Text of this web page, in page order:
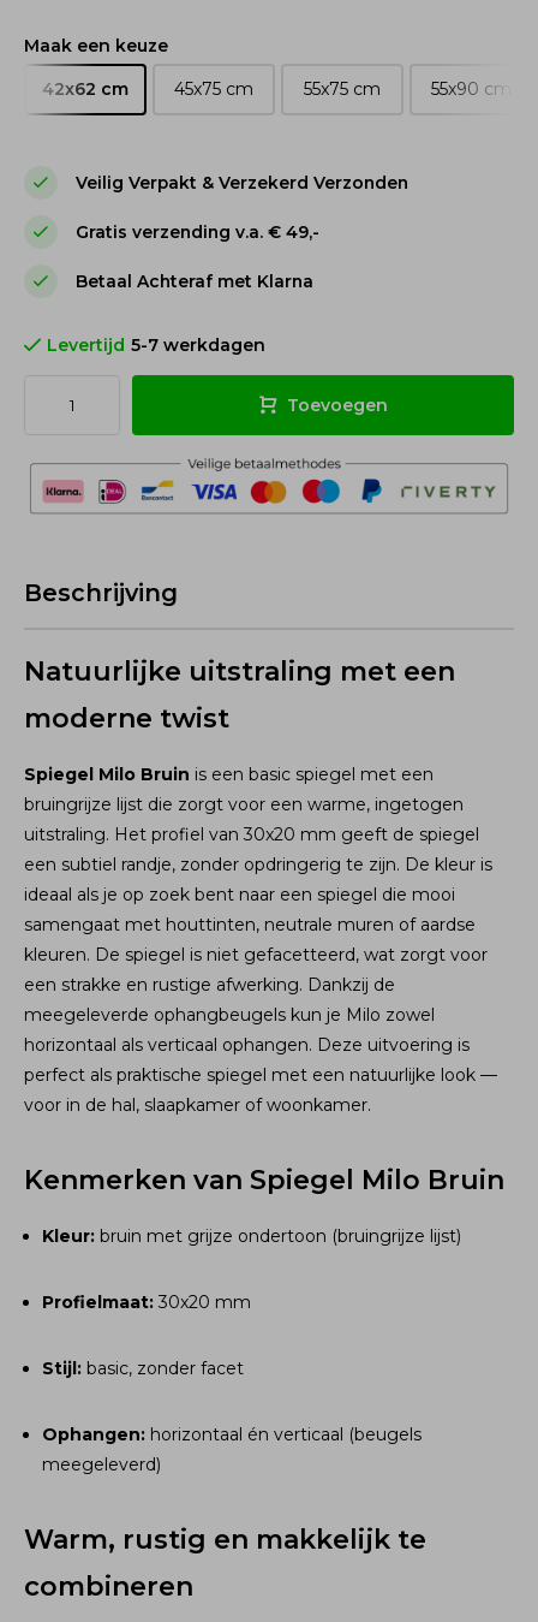
Maak een keuze
42x62 cm
45x75 cm 55x75 cm 55x90 cm
Veilig Verpakt & Verzekerd Verzonden
Gratis verzending v.a. € 49,-
Betaal Achteraf met Klarna
Levertijd 5-7 werkdagen
Toevoegen
Beschrijving
Natuurlijke uitstraling met een
moderne twist
Spiegel Milo Bruin is een basic spiegel met een
bruingrijze lijst die zorgt voor een warme, ingetogen
uitstraling. Het profiel van 30x20 mm geeft de spiegel
een subtiel randje, zonder opdringerig te zijn. De kleur is
ideaal als je op zoek bent naar een spiegel die mooi
samengaat met houttinten, neutrale muren of aardse
kleuren. De spiegel is niet gefacetteerd, wat zorgt voor
een strakke en rustige afwerking. Dankzij de
meegeleverde ophangbeugels kun je Milo zowel
horizontaal als verticaal ophangen. Deze uitvoering is
perfect als praktische spiegel met een natuurlijke look —
voor in de hal, slaapkamer of woonkamer.
Kenmerken van Spiegel Milo Bruin
Kleur: bruin met grijze ondertoon (bruingrijze lijst)
Profielmaat: 30x20 mm
Stijl: basic, zonder facet
Ophangen: horizontaal én verticaal (beugels
meegeleverd)
Warm, rustig en makkelijk te
combineren